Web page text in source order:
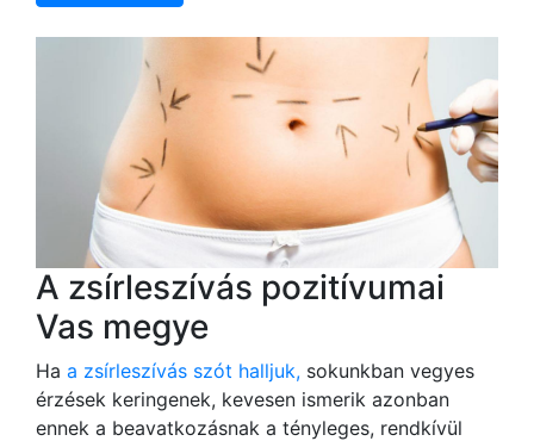
A zsírleszívás pozitívumai
Vas megye
Ha a zsírleszívás szót halljuk, sokunkban vegyes
érzések keringenek, kevesen ismerik azonban
ennek a beavatkozásnak a tényleges, rendkívül